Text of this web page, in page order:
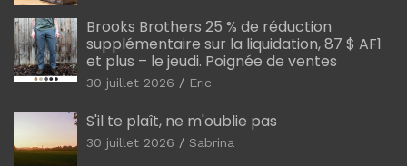
Brooks Brothers 25 % de réduction
supplémentaire sur la liquidation, 87 $ AF1
et plus – le jeudi. Poignée de ventes
30 juillet 2026 Eric
S'il te plaît, ne m'oublie pas
30 juillet 2026 Sabrina